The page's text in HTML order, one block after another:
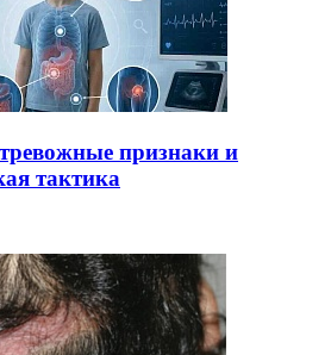
признаки и
тактика